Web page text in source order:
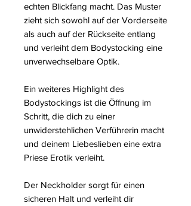
echten Blickfang macht. Das Muster
zieht sich sowohl auf der Vorderseite
als auch auf der Rückseite entlang
und verleiht dem Bodystocking eine
unverwechselbare Optik.
Ein weiteres Highlight des
Bodystockings ist die Öffnung im
Schritt, die dich zu einer
unwiderstehlichen Verführerin macht
und deinem Liebeslieben eine extra
Priese Erotik verleiht.
Der Neckholder sorgt für einen
sicheren Halt und verleiht dir